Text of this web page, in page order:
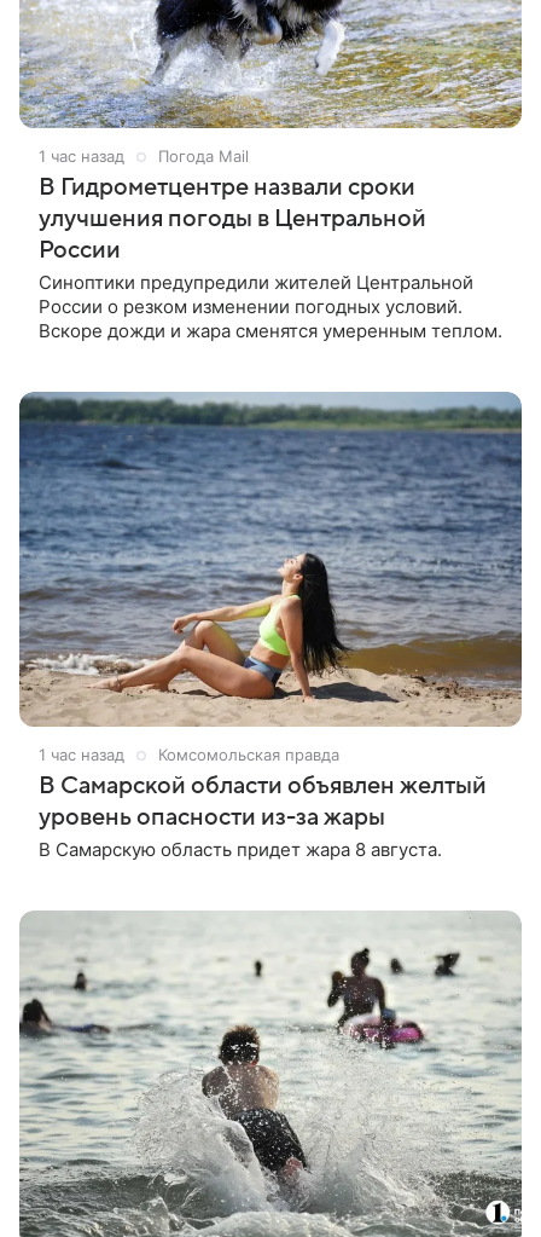
1 час назад Погода Mail
В Гидрометцентре назвали сроки
улучшения погоды в Центральной
России
Синоптики предупредили жителей Центральной
России о резком изменении погодных условий.
Вскоре дожди и жара сменятся умеренным теплом.
1 час назад Комсомольская правда
В Самарской области объявлен желтый
уровень опасности из-за жары
В Самарскую область придет жара 8 августа.